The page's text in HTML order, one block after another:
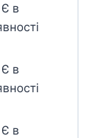
Є в
Є в
Є в